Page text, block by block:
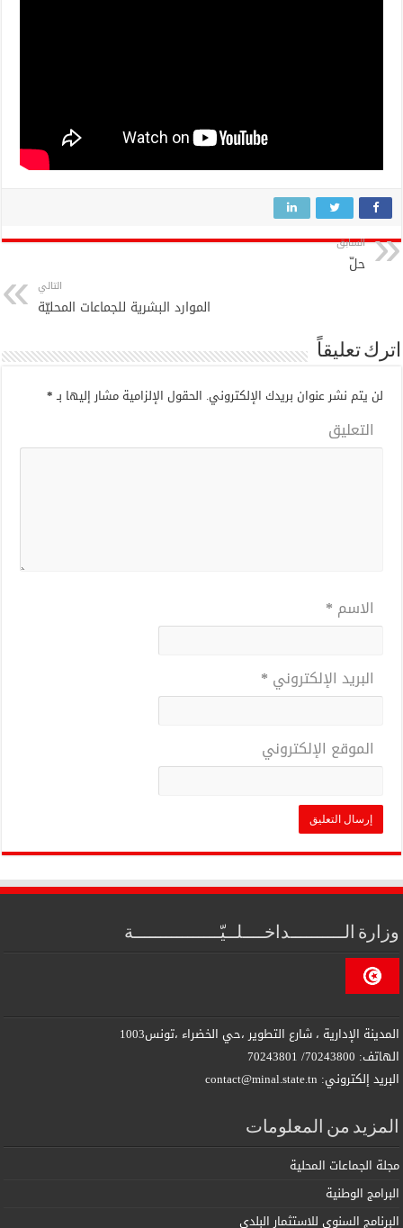
السابق
حلّ
التالي
الموارد البشرية للجماعات المحليّة
اترك تعليقاً
لن يتم نشر عنوان بريدك الإلكتروني. الحقول الإلزامية مشار إليها بـ*
التعليق
الاسم *
البريد الإلكتروني *
الموقع الإلكتروني
وزارة الــــــــــداخــــلــيّــــــــــــــــة
المدينة الإدارية ، شارع التطوير ،حي الخضراء ،تونس1003
الهاتف: 70243800/ 70243801
البريد إلكتروني: contact@minal.state.tn
المزيد من المعلومات
مجلة الجماعات المحلية
البرامج الوطنية
البرنامج السنوي للاستثمار البلدي